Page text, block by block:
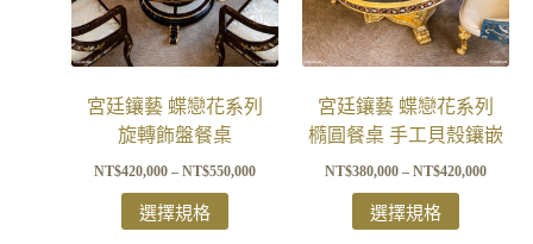
宮廷鑲藝 蝶戀花系列
旋轉飾盤餐桌
NT$420,000 – NT$550,000
選擇規格
宮廷鑲藝 蝶戀花系列
橢圓餐桌 手工貝殼鑲嵌
NT$380,000 – NT$420,000
選擇規格